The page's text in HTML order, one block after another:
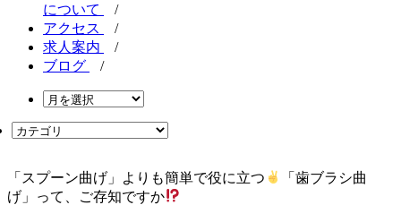
について
/
アクセス
/
求人案内
/
ブログ
/
「スプーン曲げ」よりも簡単で役に立つ
「歯ブラシ曲
げ」って、ご存知ですか